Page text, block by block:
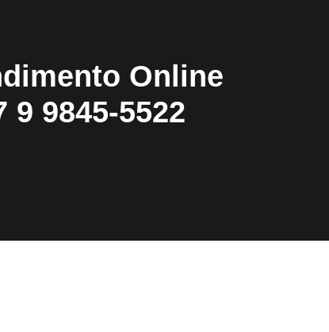
Online
9 9845-5522